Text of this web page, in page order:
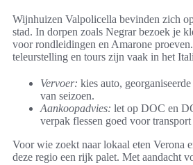
Wijnhuizen Valpolicella bevinden zich
stad. In dorpen zoals Negrar bezoek je
voor rondleidingen en Amarone
teleurstelling en tours zijn vaak in het
Vervoer: kies auto,
van seizoen.
Aankoopadvies: let op DOC en
verpak flessen goed voor
Voor wie zoekt naar lokaal eten Verona
deze regio een rijk palet. Met aandacht